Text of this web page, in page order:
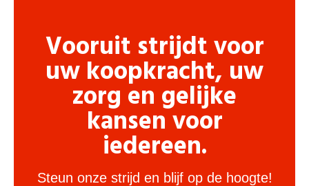
Vooruit strijdt voor
uw koopkracht, uw
zorg en gelijke
kansen voor
iedereen.
Steun onze strijd en blijf op de hoogte!